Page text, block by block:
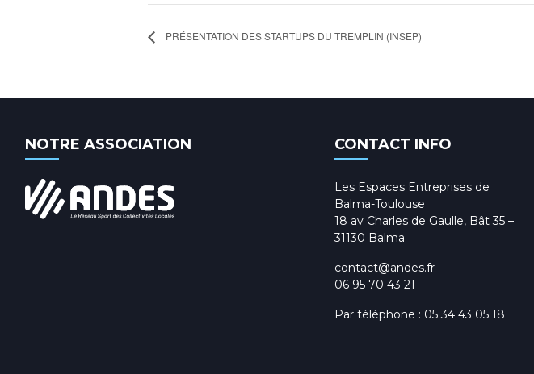
PRÉSENTATION DES STARTUPS DU TREMPLIN (INSEP)
NOTRE ASSOCIATION CONTACT INFO
Les Espaces Entreprises de
Balma-Toulouse
18 av Charles de Gaulle, Bât 35 –
31130 Balma
contact@andes.fr
06 95 70 43 21
Par téléphone : 05 34 43 05 18